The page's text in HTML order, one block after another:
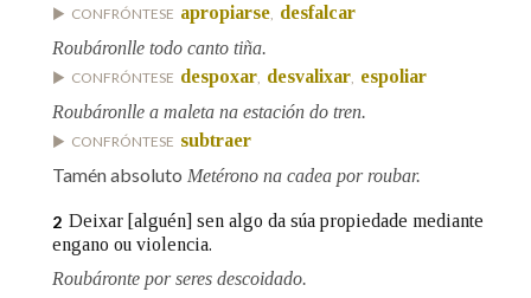
Nas definicións
Nos exemplos
CONFRÓNTESE apropiarse desfalcar
Roubáronlle todo canto tiña.
CONFRÓNTESE despoxar desvalixar espoliar
Roubáronlle a maleta na estación do tren.
CONFRÓNTESE subtraer
Tamén absoluto Metérono na cadea por roubar.
2 Deixar [alguén] sen algo da súa propiedade mediante
engano ou violencia.
Roubáronte por seres descoidado.